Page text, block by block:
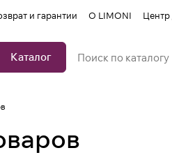
и гарантии О LIMONI Центр
Каталог